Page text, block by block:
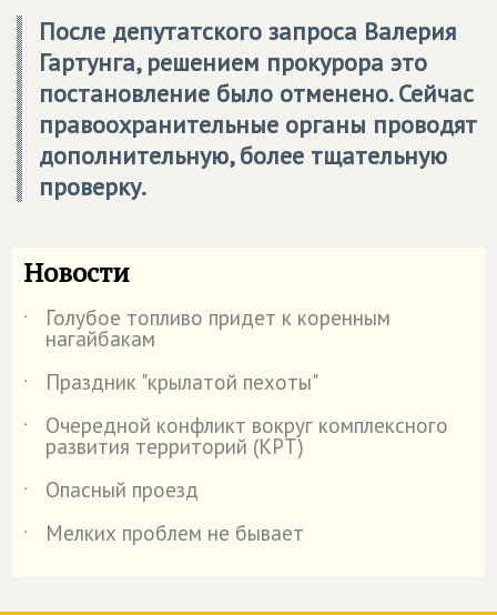
После депутатского запроса Валерия
Гартунга, решением прокурора это
постановление было отменено. Сейчас
правоохранительные органы проводят
дополнительную, более тщательную
проверку.
Новости
˙ Голубое топливо придет к коренным
нагайбакам
˙
Праздник "крылатой пехоты"
˙
Очередной конфликт вокруг комплексного
развития территорий (КРТ)
˙
Опасный проезд
˙
Мелких проблем не бывает